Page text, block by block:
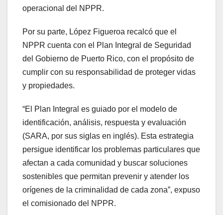
operacional del NPPR.
Por su parte, López Figueroa recalcó que el
NPPR cuenta con el Plan Integral de Seguridad
del Gobierno de Puerto Rico, con el propósito de
cumplir con su responsabilidad de proteger vidas
y propiedades.
“El Plan Integral es guiado por el modelo de
identificación, análisis, respuesta y evaluación
(SARA, por sus siglas en inglés). Esta estrategia
persigue identificar los problemas particulares que
afectan a cada comunidad y buscar soluciones
sostenibles que permitan prevenir y atender los
orígenes de la criminalidad de cada zona”, expuso
el comisionado del NPPR.